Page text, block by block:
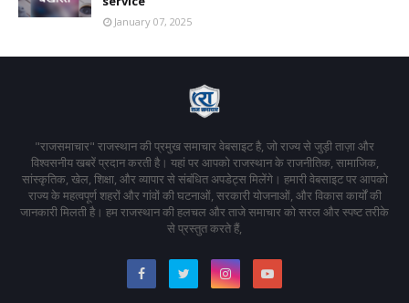
January 07, 2025
"राजसमाचार" राजस्थान की प्रमुख समाचार वेबसाइट है, जो राज्य से जुड़ी ताज़ा और
विश्वसनीय खबरें प्रदान करती है। यहां पर आपको राजस्थान के राजनीतिक, सामाजिक,
सांस्कृतिक, खेल, शिक्षा, और व्यापार से संबंधित अपडेट्स मिलेंगे। हमारी वेबसाइट पर आपको
राज्य के महत्वपूर्ण शहरों और गांवों की घटनाओं, सरकारी योजनाओं, और विकास कार्यों की
जानकारी मिलती है। हम राजस्थान की हलचल और ताजे समाचार को सरल और स्पष्ट तरीके
से प्रस्तुत करते हैं,